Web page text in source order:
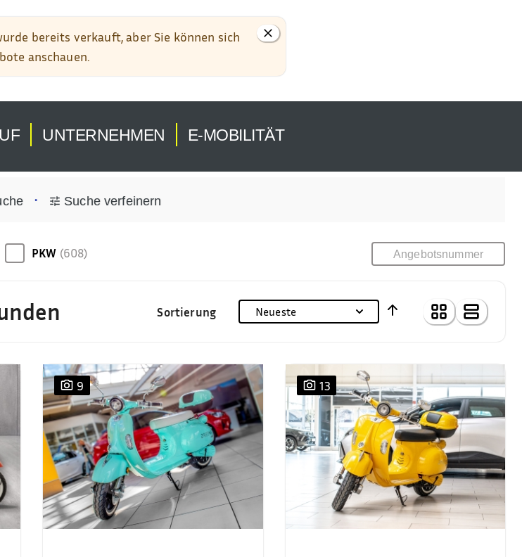
UNTERNEHMEN E-MOBILITÄT
• Suche verfeinern
PKW (608)
Sortierung Neueste
9 13